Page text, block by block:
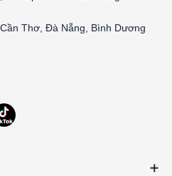
Thơ, Đà Nẵng, Bình Dương